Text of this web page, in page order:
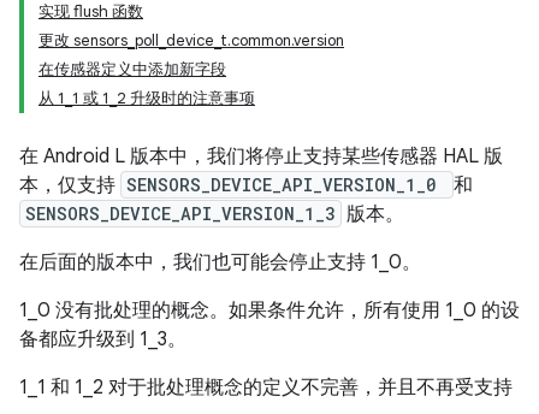
实现 flush 函数
更改 sensors_poll_device_t.common.version
在传感器定义中添加新字段
从 1_1 或 1_2 升级时的注意事项
在 Android L 版本中，我们将停止支持某些传感器 HAL 版
本，仅支持 SENSORS_DEVICE_API_VERSION_1_0 和
SENSORS_DEVICE_API_VERSION_1_3 版本。
在后面的版本中，我们也可能会停止支持 1_0。
1_0 没有批处理的概念。如果条件允许，所有使用 1_0 的设
备都应升级到 1_3。
1_1 和 1_2 对于批处理概念的定义不完善，并且不再受支持